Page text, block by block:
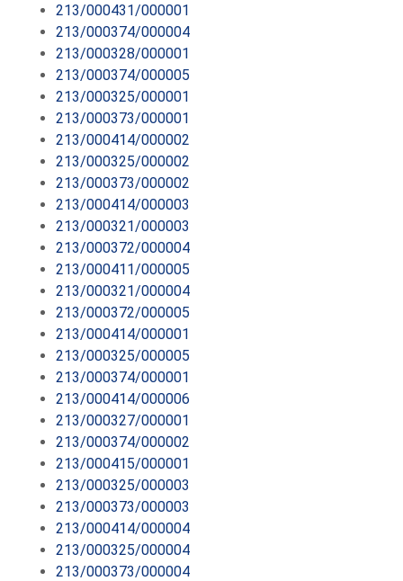
213/000431/000001
213/000374/000004
213/000328/000001
213/000374/000005
213/000325/000001
213/000373/000001
213/000414/000002
213/000325/000002
213/000373/000002
213/000414/000003
213/000321/000003
213/000372/000004
213/000411/000005
213/000321/000004
213/000372/000005
213/000414/000001
213/000325/000005
213/000374/000001
213/000414/000006
213/000327/000001
213/000374/000002
213/000415/000001
213/000325/000003
213/000373/000003
213/000414/000004
213/000325/000004
213/000373/000004